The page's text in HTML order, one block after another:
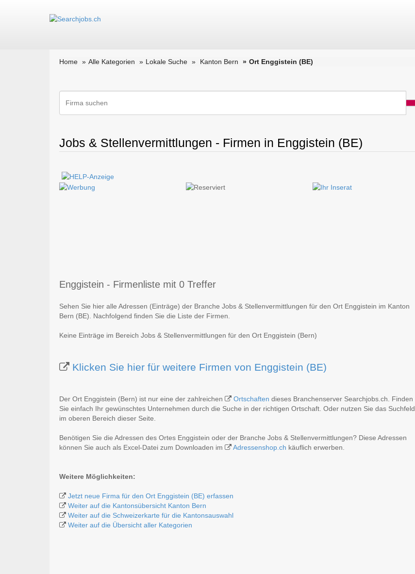
Home Alle Kategorien Lokale Suche Kanton Bern Ort Enggistein (BE)
Jobs & Stellenvermittlungen - Firmen in Enggistein (BE)
Enggistein - Firmenliste mit 0 Treffer
Sehen Sie hier alle Adressen (Einträge) der Branche Jobs & Stellenvermittlungen für den Ort Enggistein im Kanton
Bern (BE). Nachfolgend finden Sie die Liste der Firmen.
Keine Einträge im Bereich Jobs & Stellenvermittlungen für den Ort Enggistein (Bern)
Klicken Sie hier für weitere Firmen von Enggistein (BE)
Der Ort Enggistein (Bern) ist nur eine der zahlreichen Ortschaften dieses Branchenserver Searchjobs.ch. Finden
Sie einfach Ihr gewünschtes Unternehmen durch die Suche in der richtigen Ortschaft. Oder nutzen Sie das Suchfeld
im oberen Bereich dieser Seite.
Benötigen Sie die Adressen des Ortes Enggistein oder der Branche Jobs & Stellenvermittlungen? Diese Adressen
können Sie auch als Excel-Datei zum Downloaden im
Adressenshop.ch käuflich erwerben.
Weitere Möglichkeiten:
Jetzt neue Firma für den Ort Enggistein (BE) erfassen
Weiter auf die Kantonsübersicht Kanton Bern
Weiter auf die Schweizerkarte für die Kantonsauswahl
Weiter auf die Übersicht aller Kategorien